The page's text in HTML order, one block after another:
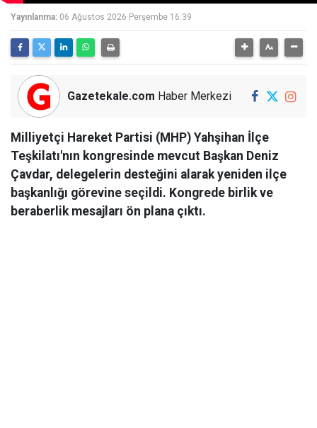
Yayınlanma: 06 Ağustos 2026 Perşembe 16:39
Gazetekale.com Haber Merkezi
Milliyetçi Hareket Partisi (MHP) Yahşihan İlçe
Teşkilatı'nın kongresinde mevcut Başkan Deniz
Çavdar, delegelerin desteğini alarak yeniden ilçe
başkanlığı görevine seçildi. Kongrede birlik ve
beraberlik mesajları ön plana çıktı.